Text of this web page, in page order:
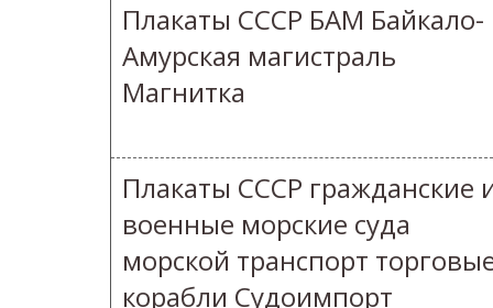
Плакаты СССР БАМ Байкало-
Амурская магистраль
Магнитка
Плакаты СССР гражданские
военные морские суда
морской транспорт
корабли Судоимпорт